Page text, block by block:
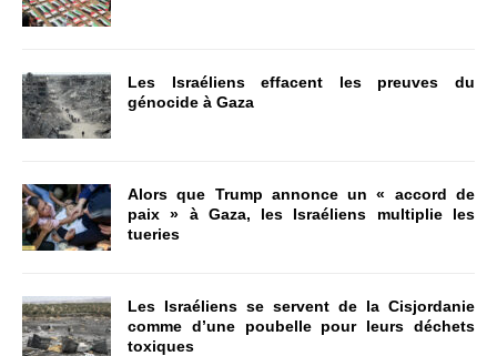
Les Israéliens effacent les preuves du
génocide à Gaza
Alors que Trump annonce un « accord de
paix » à Gaza, les Israéliens multiplie les
tueries
Les Israéliens se servent de la Cisjordanie
comme d’une poubelle pour leurs déchets
toxiques